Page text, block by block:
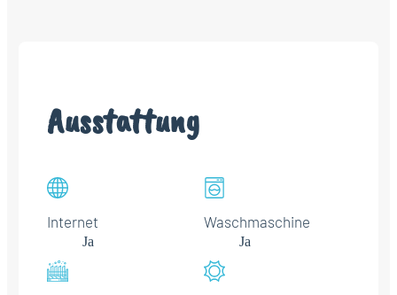
Ausstattung
Internet
Ja
Waschmaschine
Ja